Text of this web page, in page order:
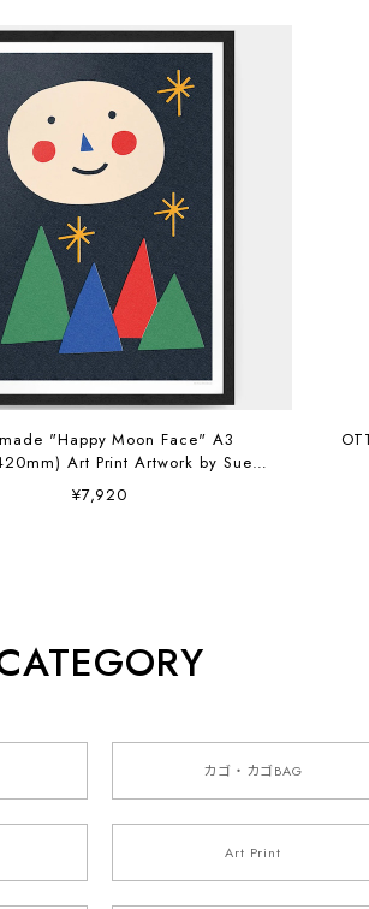
"Happy Moon Face" A3
Art Print Artwork by Sue
Doeksen
¥7,920
カゴ・カゴBAG
Art Print